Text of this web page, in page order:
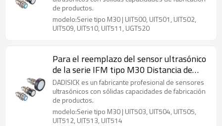
de productos.
modelo:Serie tipo M30 | UIT500, UIT501, UIT502,
UIT509, UIT510, UIT511, UGT520
Para el reemplazo del sensor ultrasónico
de la serie IFM tipo M30 Distancia de
detección de 350 mm a 6000 mm
DADISICK es un fabricante profesional de sensores
ultrasónicos con sólidas capacidades de fabricación
de productos.
modelo:Serie tipo M30 | UIT503, UIT504, UIT505,
UIT512, UIT513, UIT514